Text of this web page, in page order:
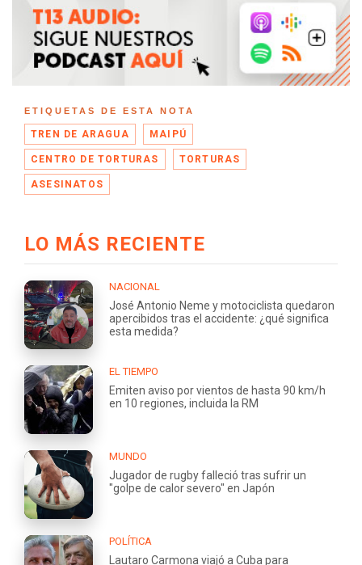
ETIQUETAS DE ESTA NOTA
TREN DE ARAGUA MAIPÚ
CENTRO DE TORTURAS TORTURAS
ASESINATOS
LO MÁS RECIENTE
NACIONAL
José Antonio Neme y motociclista quedaron
apercibidos tras el accidente: ¿qué significa
esta medida?
EL TIEMPO
Emiten aviso por vientos de hasta 90 km/h
en 10 regiones, incluida la RM
MUNDO
Jugador de rugby falleció tras sufrir un
"golpe de calor severo" en Japón
POLÍTICA
Lautaro Carmona viajó a Cuba para